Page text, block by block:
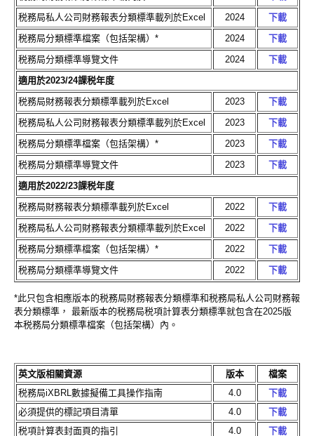
税務局私人公司財務報表分類標準載列於Excel
2024
下載
税務局分類標準檔案（包括架構）*
2024
下載
税務局分類標準導覽文件
2024
下載
適用於2023/24課税年度
税務局財務報表分類標準載列於Excel
2023
下載
税務局私人公司財務報表分類標準載列於Excel
2023
下載
税務局分類標準檔案（包括架構）*
2023
下載
税務局分類標準導覽文件
2023
下載
適用於2022/23課税年度
税務局財務報表分類標準載列於Excel
2022
下載
税務局私人公司財務報表分類標準載列於Excel
2022
下載
税務局分類標準檔案（包括架構）*
2022
下載
税務局分類標準導覽文件
2022 下載
*此只包含相應版本的税務局財務報表分類標準和税務局私人公司財務報
表分類標準， 最新版本的税務局税項計算表分類標準就包含在2025版
本税務局分類標準檔案（包括架構）內。
英文版相關資源 版本
檔案
税務局iXBRL數據擬備工具操作指南
4.0
下載
必須提供的標記項目清單
4.0
下載
税項計算表封面頁的指引
4.0
下載